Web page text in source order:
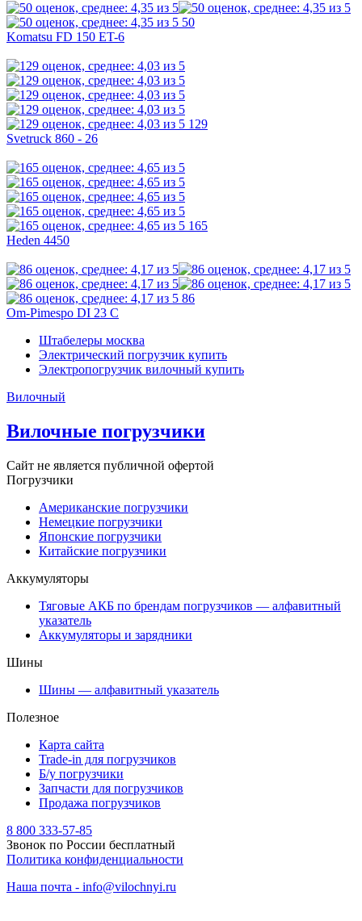
50
Komatsu FD 150 ET-6
129
Svetruck 860 - 26
165
Heden 4450
86
Om-Pimespo DI 23 C
Штабелеры москва
Электрический погрузчик купить
Электропогрузчик вилочный купить
Вилочный
Вилочные погрузчики
Сайт не является публичной офертой
Погрузчики
Американские погрузчики
Немецкие погрузчики
Японские погрузчики
Китайские погрузчики
Аккумуляторы
Тяговые АКБ по брендам погрузчиков — алфавитный
указатель
Аккумуляторы и зарядники
Шины
Шины — алфавитный указатель
Полезное
Карта сайта
Trade-in для погрузчиков
Б/у погрузчики
Запчасти для погрузчиков
Продажа погрузчиков
8 800 333-57-85
Звонок по России бесплатный
Политика конфиденциальности
Наша почта - info@vilochnyi.ru